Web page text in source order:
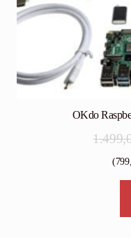
OKdo
(